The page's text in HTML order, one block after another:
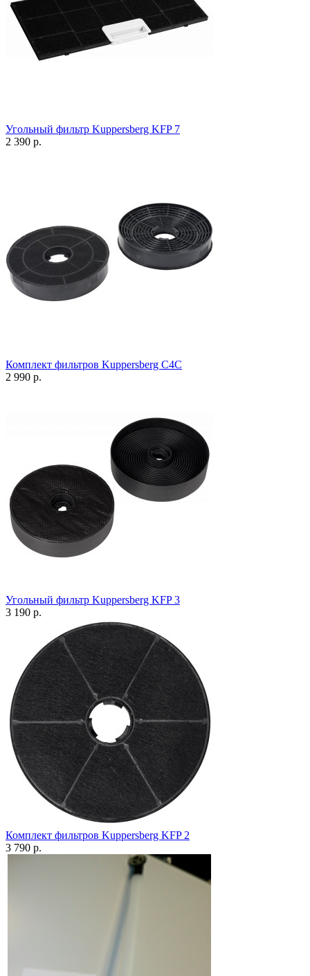
Угольный фильтр Kuppersberg KFP 7
2 390 р.
Комплект фильтров Kuppersberg С4С
2 990 р.
Угольный фильтр Kuppersberg KFP 3
3 190 р.
Комплект фильтров Kuppersberg KFP 2
3 790 р.